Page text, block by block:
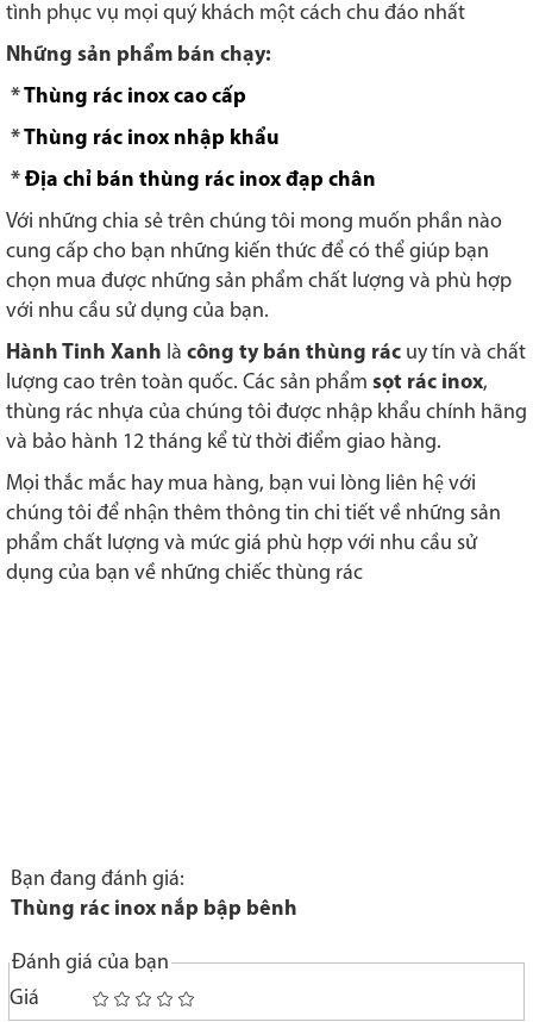
tình phục vụ mọi quý khách một cách chu đáo nhất
Những sản phẩm bán chạy:
*Thùng rác inox cao cấp
*Thùng rác inox nhập khẩu
* Địa chỉ bán thùng rác inox đạp chân
Với những chia sẻ trên chúng tôi mong muốn phần nào
cung cấp cho bạn những kiến thức để có thể giúp bạn
chọn mua được những sản phẩm chất lượng và phù hợp
với nhu cầu sử dụng của bạn.
Hành Tinh Xanh là công ty bán thùng rác uy tín và chất
lượng cao trên toàn quốc. Các sản phẩm sọt rác inox,
thùng rác nhựa của chúng tôi được nhập khẩu chính hãng
và bảo hành 12 tháng kể từ thời điểm giao hàng.
Mọi thắc mắc hay mua hàng, bạn vui lòng liên hệ với
chúng tôi để nhận thêm thông tin chi tiết về những sản
phẩm chất lượng và mức giá phù hợp với nhu cầu sử
dụng của bạn về những chiếc thùng rác
Bạn đang đánh giá:
Thùng rác inox nắp bập bênh
Đánh giá của bạn
Giá
1
2
3
4
5